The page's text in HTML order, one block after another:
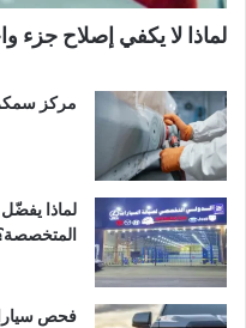
لماذا لا يكفي إصلاح جزء
مركز
لماذا
فحص